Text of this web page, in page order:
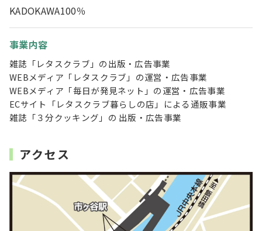
KADOKAWA100％
事業内容
雑誌「レタスクラブ」の出版・広告事業
WEBメディア「レタスクラブ」の運営・広告事業
WEBメディア「毎日が発見ネット」の運営・広告事業
ECサイト「レタスクラブ暮らしの店」による通販事業
雑誌「３分クッキング」の 出版・広告事業
アクセス